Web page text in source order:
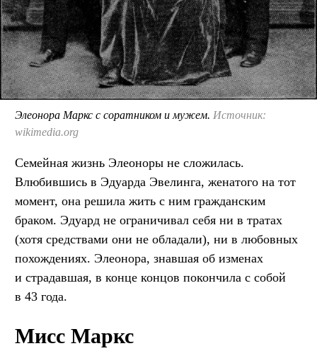
Элеонора Маркс с соратником и мужем. Источник:
wikimedia.org
Семейная жизнь Элеоноры не сложилась.
Влюбившись в Эдуарда Эвелинга, женатого на тот
момент, она решила жить с ним гражданским
браком. Эдуард не ограничивал себя ни в тратах
(хотя средствами они не обладали), ни в любовных
похождениях. Элеонора, знавшая об изменах
и страдавшая, в конце концов покончила с собой
в 43 года.
Мисс Маркс